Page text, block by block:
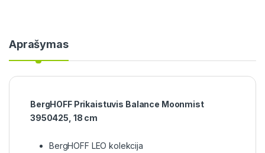
Aprašymas
BergHOFF Prikaistuvis Balance Moonmist
3950425, 18 cm
BergHOFF LEO kolekcija